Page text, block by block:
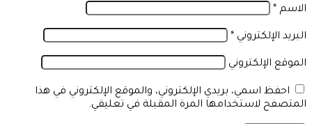
الاسم *
البريد الإلكتروني *
الموقع الإلكتروني
احفظ اسمي، بريدي الإلكتروني، والموقع الإلكتروني في هذا
المتصفح لاستخدامها المرة المقبلة في تعليقي.